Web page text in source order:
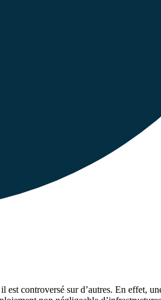
controversé sur d’autres. En effet,